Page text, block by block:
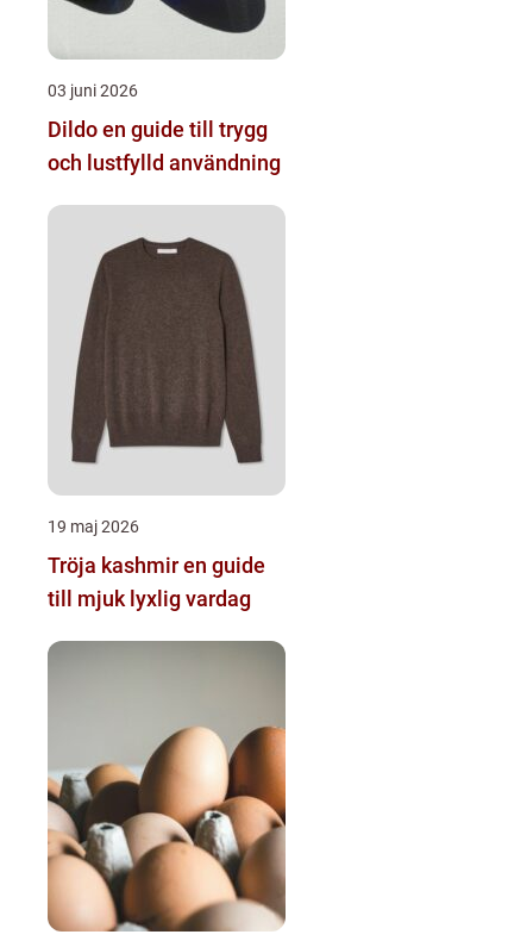
03 juni 2026
Dildo en guide till trygg
och lustfylld användning
19 maj 2026
Tröja kashmir en guide
till mjuk lyxlig vardag